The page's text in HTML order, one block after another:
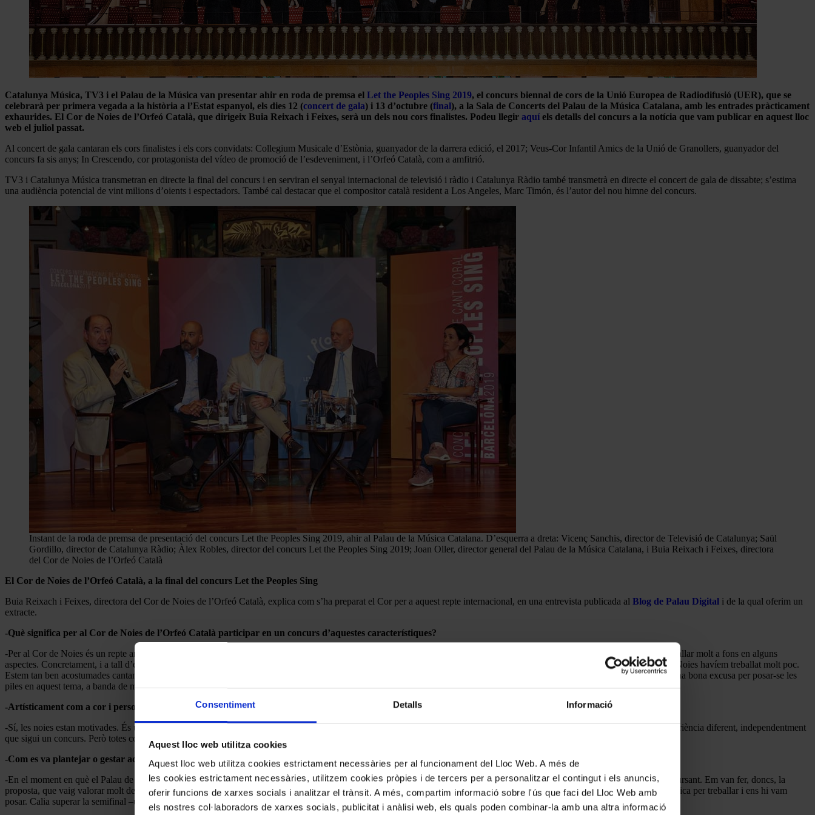
Consentiment Detalls Informació
Aquest lloc web utilitza cookies
Aquest lloc web utilitza cookies estrictament necessàries per al funcionament del Lloc Web. A més de
les cookies estrictament necessàries, utilitzem cookies pròpies i de tercers per a personalitzar el contingut i els anuncis,
oferir funcions de xarxes socials i analitzar el trànsit. A més, compartim informació sobre l'ús que faci del Lloc Web amb
els nostres col·laboradors de xarxes socials, publicitat i anàlisi web, els quals poden combinar-la amb una altra informació
Catalunya Música, TV3 i el Palau de la Música van presentar ahir en roda de premsa el Let the Peoples Sing 2019, el concurs biennal de cors de la Unió Europea de Radiodifusió (UER), que se
celebrarà per primera vegada a la història a l’Estat espanyol, els dies 12 (concert de gala) i 13 d’octubre (final), a la Sala de Concerts del Palau de la Música Catalana, amb les entrades pràcticament
exhaurides. El Cor de Noies de l’Orfeó Català, que dirigeix Buia Reixach i Feixes, serà un dels nou cors finalistes. Podeu llegir aquí els detalls del concurs a la notícia que vam publicar en aquest lloc
web el juliol passat.
Al concert de gala cantaran els cors finalistes i els cors convidats: Collegium Musicale d’Estònia, guanyador de la darrera edició, el 2017; Veus-Cor Infantil Amics de la Unió de Granollers, guanyador del
concurs fa sis anys; In Crescendo, cor protagonista del vídeo de promoció de l’esdeveniment, i l’Orfeó Català, com a amfitrió.
TV3 i Catalunya Música transmetran en directe la final del concurs i en serviran el senyal internacional de televisió i ràdio i Catalunya Ràdio també transmetrà en directe el concert de gala de dissabte; s’estima
una audiència potencial de vint milions d’oients i espectadors. També cal destacar que el compositor català resident a Los Angeles, Marc Timón, és l’autor del nou himne del concurs.
Instant de la roda de premsa de presentació del concurs Let the Peoples Sing 2019, ahir al Palau de la Música Catalana. D’esquerra a dreta: Vicenç Sanchis, director de Televisió de Catalunya; Saül
Gordillo, director de Catalunya Ràdio; Àlex Robles, director del concurs Let the Peoples Sing 2019; Joan Oller, director general del Palau de la Música Catalana, i Buia Reixach i Feixes, directora
del Cor de Noies de l’Orfeó Català
El Cor de Noies de l’Orfeó Català, a la final del concurs Let the Peoples Sing
Buia Reixach i Feixes, directora del Cor de Noies de l’Orfeó Català, explica com s’ha preparat el Cor per a aquest repte internacional, en una entrevista publicada al Blog de Palau Digital i de la qual oferim un
extracte.
-Què significa per al Cor de Noies de l’Orfeó Català participar en un concurs d’aquestes característiques?
-Per al Cor de Noies és un repte artístic molt important. Tot i que per a nosaltres no és gens habitual el format “concurs”, ha estat una activitat motivadora que ens ha permès treballar molt a fons en alguns
aspectes. Concretament, i a tall d’exemple, el concurs exigeix, tant a la semifinal com a la final, la presentació de repertori
i aquest era un aspecte que amb el Cor de Noies havíem treballat molt poc.
Estem tan ben acostumades cantant amb piano –meravellosament tocat per Josep Surinyac–, que costa de vegades ser valent i treure’t la “crossa” que sempre t’ajuda. I ha estat una bona excusa per posar-se les
piles en aquest tema, a banda de molts d’altres.
-Artísticament com a cor i personalment com a grup humà, ¿les noies estan motivades?
-Sí, les noies estan motivades. És una sensació diferent pensar que concursen. Algunes ho viuen com un concurs, una competició; d’altres com una oportunitat de viure una experiència diferent, independentment
que sigui un concurs. Però totes conflueixen en la idea que volen anar-hi a fer el millor paper possible, mostrar el Cor que són en el moment actual i procurar gaudir i fer gaudir.
-Com es va plantejar o gestar aquesta participació?
-En el moment en què el Palau de la Música Catalana esdevé el marc on es celebrarà l’LTPS, es considera adient que algun dels cors del Palau també hi participi com a cor concursant. Em van fer, doncs, la
proposta, que vaig valorar molt detingudament amb el meu equip i també amb la Direcció Artística del Palau. Ens va semblar un repte fantàstic per al Cor, una oportunitat magnífica per treballar i ens hi vam
posar. Calia superar la semifinal –un enregistrament que vam entregar fa gairebé un any– i la vam passar. Il·lusió màxima! I ara som a les portes d’aquesta final.